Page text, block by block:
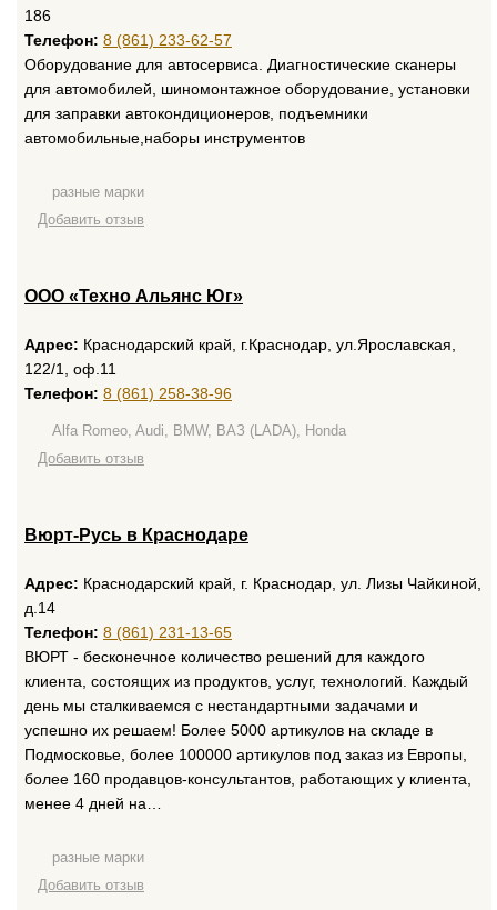
186
Телефон: 8 (861) 233-62-57
Оборудование для автосервиса. Диагностические сканеры
для автомобилей, шиномонтажное оборудование, установки
для заправки автокондиционеров, подъемники
автомобильные,наборы инструментов
разные марки
Добавить отзыв
ООО «Техно Альянс Юг»
Адрес: Краснодарский край, г.Краснодар, ул.Ярославская,
122/1, оф.11
Телефон: 8 (861) 258-38-96
Alfa Romeo, Audi, BMW, ВАЗ (LADA), Honda
Добавить отзыв
Вюрт-Русь в Краснодаре
Адрес: Краснодарский край, г. Краснодар, ул. Лизы Чайкиной,
д.14
Телефон: 8 (861) 231-13-65
ВЮРТ - бесконечное количество решений для каждого
клиента, состоящих из продуктов, услуг, технологий. Каждый
день мы сталкиваемся с нестандартными задачами и
успешно их решаем! Более 5000 артикулов на складе в
Подмосковье, более 100000 артикулов под заказ из Европы,
более 160 продавцов-консультантов, работающих у клиента,
менее 4 дней на…
разные марки
Добавить отзыв